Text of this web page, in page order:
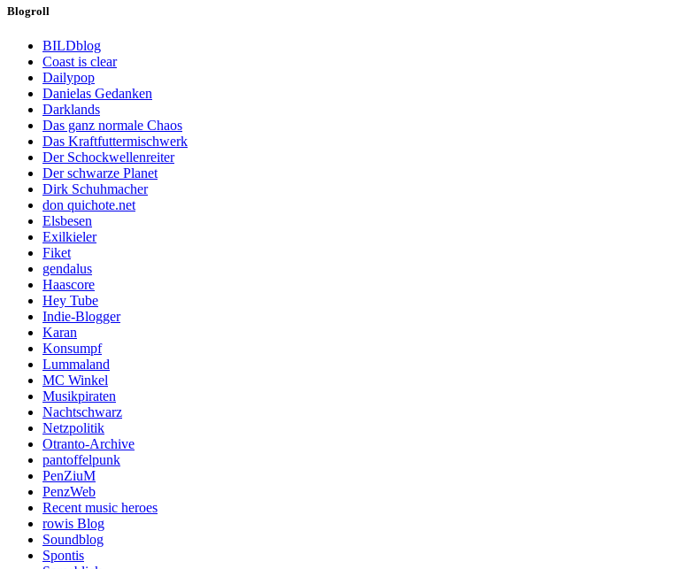
Blogroll
BILDblog
Coast is clear
Dailypop
Danielas Gedanken
Darklands
Das ganz normale Chaos
Das Kraftfuttermischwerk
Der Schockwellenreiter
Der schwarze Planet
Dirk Schuhmacher
don quichote.net
Elsbesen
Exilkieler
Fiket
gendalus
Haascore
Hey Tube
Indie-Blogger
Karan
Konsumpf
Lummaland
MC Winkel
Musikpiraten
Nachtschwarz
Netzpolitik
Otranto-Archive
pantoffelpunk
PenZiuM
PenzWeb
Recent music heroes
rowis Blog
Soundblog
Spontis